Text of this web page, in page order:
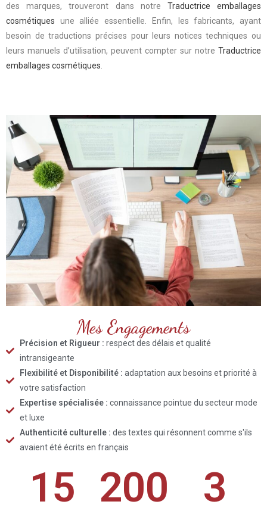
des marques, trouveront dans notre Traductrice emballages
cosmétiques une alliée essentielle. Enfin, les fabricants, ayant
besoin de traductions précises pour leurs notices techniques ou
leurs manuels d’utilisation, peuvent compter sur notre Traductrice
emballages cosmétiques
Mes Engagements
Précision et Rigueur : respect des délais et qualité
intransigeante
Flexibilité et Disponibilité : adaptation aux besoins et priorité à
votre satisfaction
Expertise spécialisée : connaissance pointue du secteur mode
et luxe
Authenticité culturelle : des textes qui résonnent comme s'ils
avaient été écrits en français
15 200 3